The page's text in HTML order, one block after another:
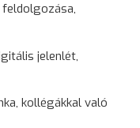
jelenlét,
kollégákkal való